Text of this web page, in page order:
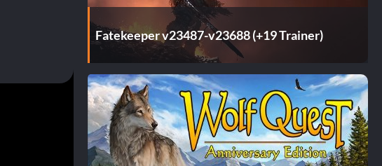
Fatekeeper v23487-v23688 (+19 Trainer)